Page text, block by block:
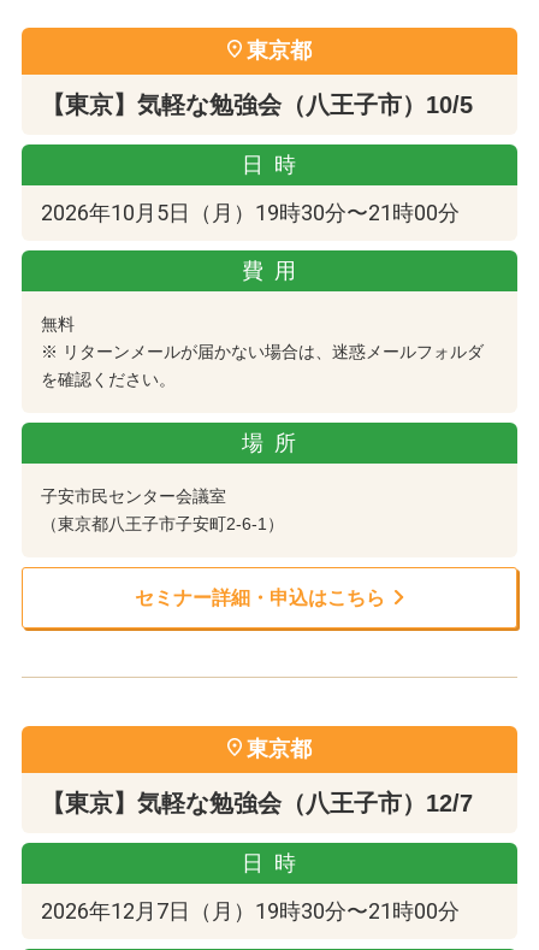
東京都
【東京】気軽な勉強会（八王子市）10/5
日時
2026年10月5日（月）19時30分〜21時00分
費用
無料
※ リターンメールが届かない場合は、迷惑メールフォルダ
を確認ください。
場所
子安市民センター会議室
（東京都八王子市子安町2-6-1）
セミナー詳細・申込はこちら
東京都
【東京】気軽な勉強会（八王子市）12/7
日時
2026年12月7日（月）19時30分〜21時00分